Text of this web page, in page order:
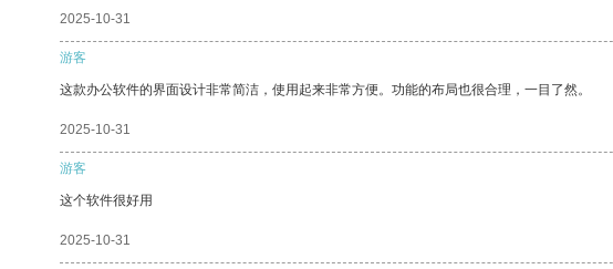
2025-10-31
游客
这款办公软件的界面设计非常简洁，使用起来非常方便。功能的布局也很合理，一目了然。
2025-10-31
游客
这个软件很好用
2025-10-31